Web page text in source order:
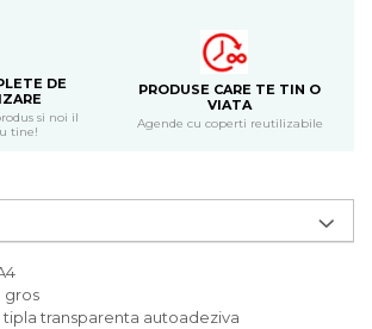
DE
si noi il
tine!
PRODUSE CARE TE TIN O
VIATA
Agende cu coperti reutilizabile
gros
tipla transparenta autoadeziva